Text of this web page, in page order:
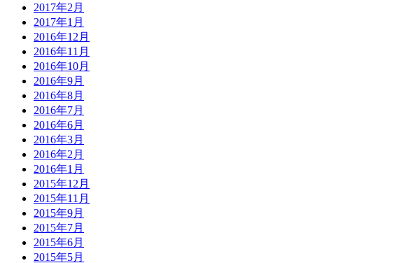
2017年2月
2017年1月
2016年12月
2016年11月
2016年10月
2016年9月
2016年8月
2016年7月
2016年6月
2016年3月
2016年2月
2016年1月
2015年12月
2015年11月
2015年9月
2015年7月
2015年6月
2015年5月